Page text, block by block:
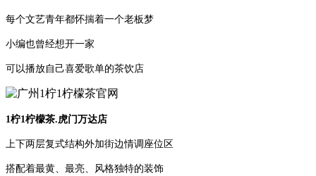
每个文艺青年都怀揣着一个老板梦
小编也曾经想开一家
可以播放自己喜爱歌单的茶饮店
1柠1柠檬茶.虎门万达店
上下两层复式结构外加街边情调座位区
搭配着最黄、最亮、风格独特的装饰